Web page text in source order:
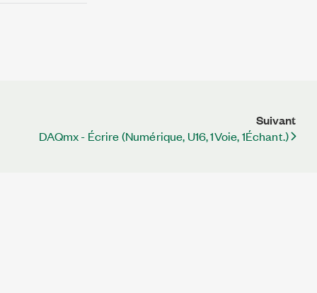
Suivant
DAQmx - Écrire (Numérique, U16, 1Voie, 1Échant.)